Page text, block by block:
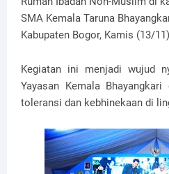
SMA Kemala Taruna
Kabupaten Bogor, Kamis (13/
Kegiatan ini menjadi wujud
Yayasan Kemala
toleransi dan kebhinekaan di